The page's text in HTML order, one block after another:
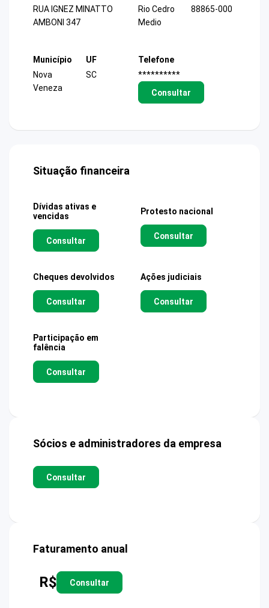
RUA IGNEZ MINATTO
AMBONI 347
Rio Cedro
Medio
88865-000
Município
Nova
Veneza
UF
SC
Telefone
**********
Consultar
Situação financeira
Dívidas ativas e
vencidas
Consultar
Protesto nacional
Consultar
Cheques devolvidos
Consultar
Ações judiciais
Consultar
Participação em
falência
Consultar
Sócios e administradores da empresa
Consultar
Faturamento anual
R$ Consultar